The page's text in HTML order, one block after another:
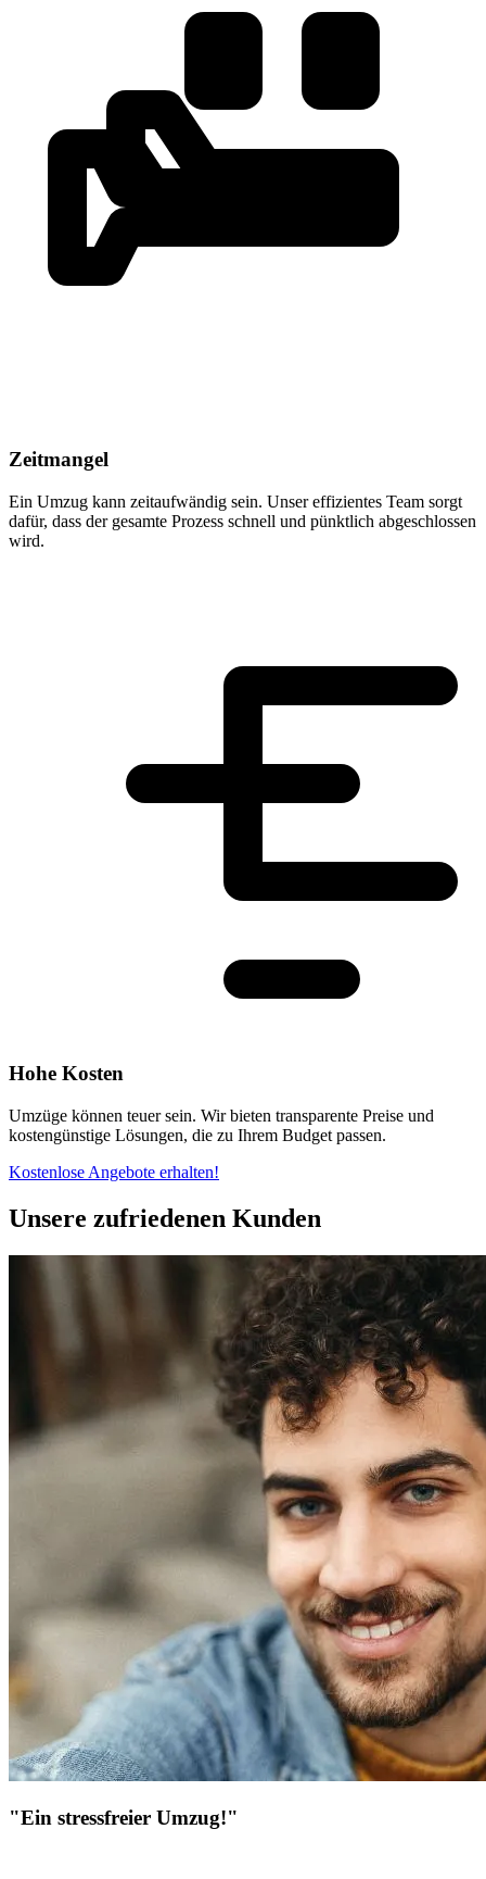
Zeitmangel
Ein Umzug kann zeitaufwändig sein. Unser effizientes Team sorgt
dafür, dass der gesamte Prozess schnell und pünktlich abgeschlossen
wird.
Hohe Kosten
Umzüge können teuer sein. Wir bieten transparente Preise und
kostengünstige Lösungen, die zu Ihrem Budget passen.
Kostenlose Angebote erhalten!
Unsere zufriedenen Kunden
"Ein stressfreier Umzug!"